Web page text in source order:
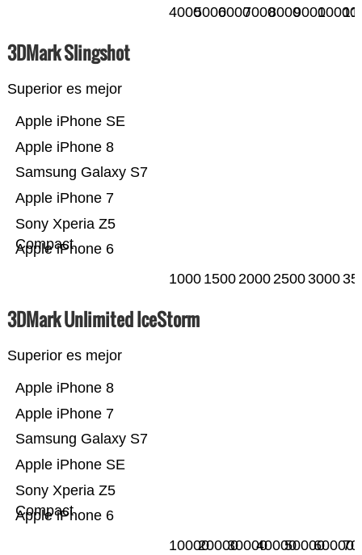
40005000600070008000900010000
3DMark Slingshot
Superior es mejor
Apple iPhone 6
Sony Xperia Z5
Compact
Apple iPhone 7
Samsung Galaxy S7
Apple iPhone 8
Apple iPhone SE
1000 1500200025003000
3DMark Unlimited IceStorm
Superior es mejor
Apple iPhone 6
Sony Xperia Z5
Compact
Apple iPhone SE
Samsung Galaxy S7
Apple iPhone 7
Apple iPhone 8
100002000030000400005000060000